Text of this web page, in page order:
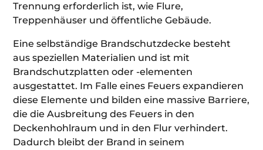
Trennung erforderlich ist, wie Flure,
Treppenhäuser und öffentliche Gebäude.
Eine selbständige Brandschutzdecke besteht
aus speziellen Materialien und ist mit
Brandschutzplatten oder -elementen
ausgestattet. Im Falle eines Feuers expandieren
diese Elemente und bilden eine massive Barriere,
die die Ausbreitung des Feuers in den
Deckenhohlraum und in den Flur verhindert.
Dadurch bleibt der Brand in seinem